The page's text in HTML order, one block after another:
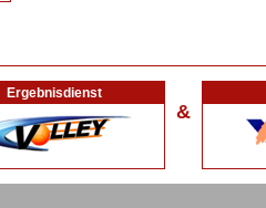
Ergebnisdienst
&